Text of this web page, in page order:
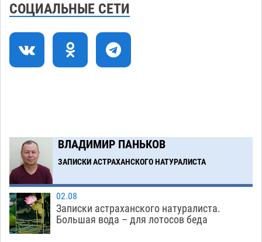
11:08 Как астраханцы назвали своих детей в июле
Загрузить еще
СОЦИАЛЬНЫЕ СЕТИ
ВЛАДИМИР ПАНЬКОВ
ЗАПИСКИ АСТРАХАНСКОГО НАТУРАЛИСТА
02.08
Записки астраханского натуралиста.
Большая вода – для лотосов беда